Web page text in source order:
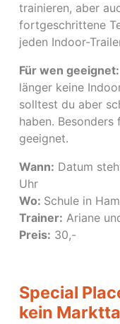
trainieren, aber
fortgeschrittene
jeden Indoor-
Für wen geeignet:
länger keine
solltest du aber
haben.
geeignet.
Wann: Datum
Uhr
Wo: Schule in
Trainer: Ariane
Preis: 30,-
Special
kein